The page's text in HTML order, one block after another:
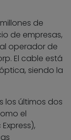
de
de empresas,
operador de
El cable está
siendo la
los últimos dos
el